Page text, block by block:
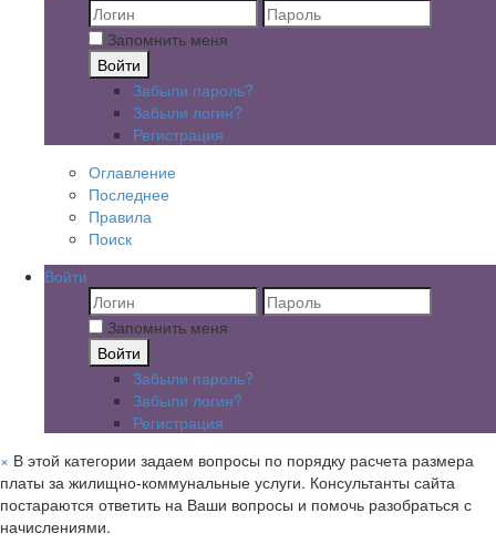
Запомнить меня
Войти
Забыли пароль?
Забыли логин?
Регистрация
Оглавление
Последнее
Правила
Поиск
Войти
Запомнить меня
Войти
Забыли пароль?
Забыли логин?
Регистрация
× В этой категории задаем вопросы по порядку расчета размера
платы за жилищно-коммунальные услуги. Консультанты сайта
постараются ответить на Ваши вопросы и помочь разобраться с
начислениями.